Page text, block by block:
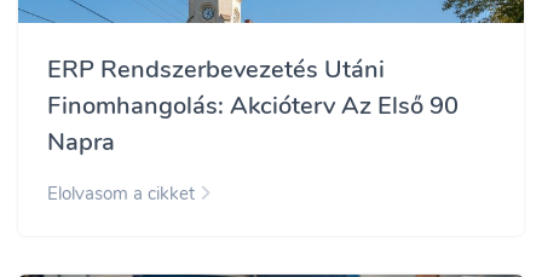
ERP Rendszerbevezetés Utáni
Finomhangolás: Akcióterv Az Első 90
Napra
Elolvasom a cikket